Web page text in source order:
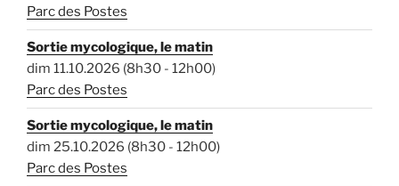
Parc des Postes
Sortie mycologique, le matin
dim 11.10.2026 (8h30 - 12h00)
Parc des Postes
Sortie mycologique, le matin
dim 25.10.2026 (8h30 - 12h00)
Parc des Postes